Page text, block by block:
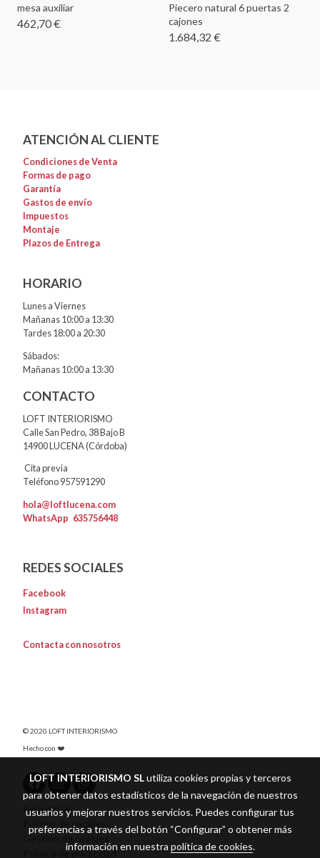
mesa auxiliar
462,70 €
Piecero natural 6 puertas 2
cajones
1.684,32 €
ATENCIÓN AL CLIENTE
Condiciones de Venta
Formas de pago
Garantía
Gastos de envío
Impuestos
Montaje
Plazos de Entrega
HORARIO
Lunes a Viernes
Mañanas 10:00 a 13:30
Tardes 18:00 a 20:30
Sábados:
Mañanas 10:00 a 13:30
CONTACTO
LOFT INTERIORISMO
Calle San Pedro, 38 Bajo B
14900 LUCENA (Córdoba)
Cita previa
Teléfono 957591290
hola@loftlucena.com
WhatsApp 635756448
REDES SOCIALES
Facebook
Instagram
Contacta con nosotros
© 2020 LOFT INTERIORISMO
Hecho con ❤️
Aviso legal
Política de cookies
Gestión de cookies
Política de privacidad
LOFT INTERIORISMO SLutiliza cookies propias y terceros
para obtener datos estadísticos de la navegación de nuestros
usuarios y mejorar nuestros servicios. Puedes configurar tus
preferencias a través del botón “Configurar” o obtener más
información en nuestra política de cookies.